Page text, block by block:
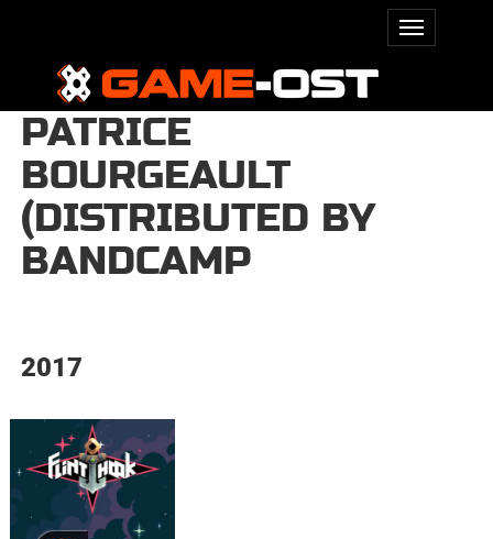
PATRICE
BOURGEAULT
(DISTRIBUTED BY
BANDCAMP
2017